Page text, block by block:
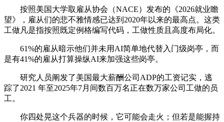
按照美国大学取雇从协会（NACE）发布的《2026就业瞻
望》，雇从们的悲不雅情感已达到2020年以来的最高点。这类
工做凡是指按照既定例格编写代码，工做性质且高度布局化。
61%的雇从暗示他们并未用AI简单地代替入门级岗亭，而
是有41%的雇从打算操纵AI来加强这些岗亭。
研究人员阐发了美国最大薪酬公司ADP的工资记实，逃
踪了2021 年至2025年7月间数百万名正在数万家公司工做的员
工。
你四处晃这个兵器的时候，它可能会走火；但若是能握持